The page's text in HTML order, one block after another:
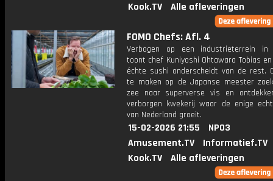
Kook.TV
Alle afleveringen
FOMO Chefs: Afl. 4
Verbogen op een industrieterrein in
toont chef Kuniyoshi Ohtawara Tobias
échte sushi onderscheidt van de rest.
te maken op de Japanse meester
zee naar superverse vis en
verborgen kwekerij waar de enige
van Nederland groeit.
15-02-2026 21:55
NPO3
Amusement.TV
Informatief.TV
Kook.TV
Alle afleveringen